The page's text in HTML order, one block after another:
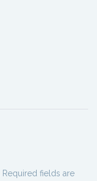
Required fields are